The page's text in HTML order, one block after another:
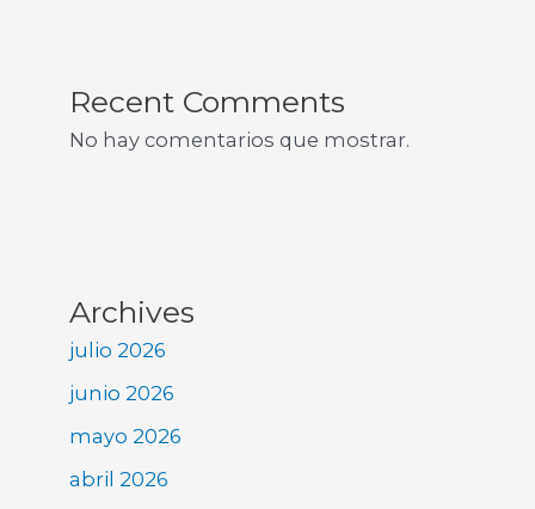
Recent Comments
No hay comentarios que mostrar.
Archives
julio 2026
junio 2026
mayo 2026
abril 2026